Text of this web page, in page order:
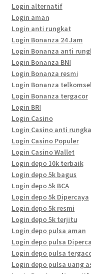
Login alternatif
Login aman
Login anti rungkat
Login Bonanza 24 Jam
Login Bonanza anti
Login Bonanza BNI
Login Bonanza resmi
Login Bonanza
Login Bonanza tergacor
Login BRI
Login Casino
Login Casino anti
Login Casino Populer
Login Casino Wallet
Login depo 10k terbaik
Login depo 5k bagus
Login depo 5k BCA
Login depo 5k Dipercaya
Login depo 5k resmi
Login depo 5k terjitu
Login depo pulsa aman
Login depo pulsa
Login depo pulsa
Login depo pulsa uang